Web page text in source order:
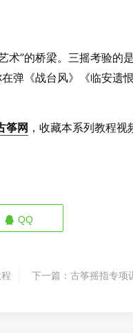
术”的桥梁。三摇考验的
弹《战台风》《临安遗
筝网 ，收藏本系列教程
QQ
下一篇： 古筝摇指专项